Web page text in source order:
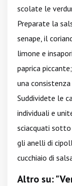
scolate le
Preparate la
senape, il
limone e
paprica
una
Suddividete le
individuali e
sciacquati
gli anelli di
cucchiaio di
Altro su: